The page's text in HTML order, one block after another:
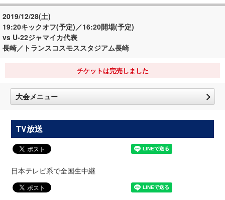
2019/12/28(土)
19:20キックオフ(予定)／16:20開場(予定)
vs U-22ジャマイカ代表
長崎／トランスコスモススタジアム長崎
チケットは完売しました
大会メニュー
TV放送
日本テレビ系で全国生中継